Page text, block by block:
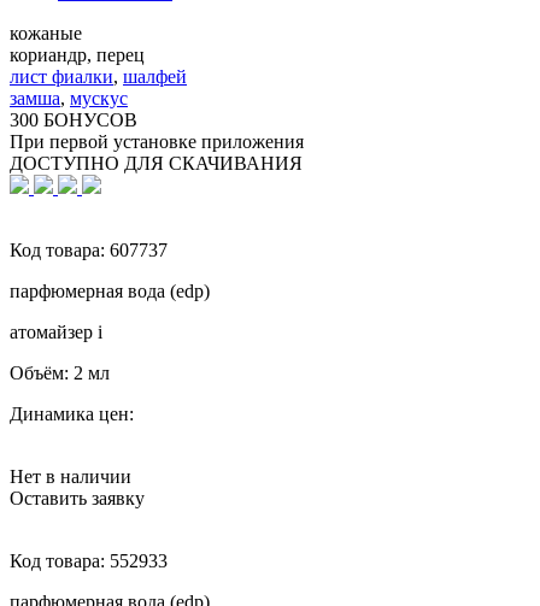
кожаные
кориандр, перец
лист фиалки, шалфей
замша, мускус
300 БОНУСОВ
При первой установке приложения
ДОСТУПНО ДЛЯ СКАЧИВАНИЯ
Код товара: 607737
парфюмерная вода (edp)
атомайзер i
Объём: 2 мл
Динамика цен:
Нет в наличии
Оставить заявку
Код товара: 552933
парфюмерная вода (edp)